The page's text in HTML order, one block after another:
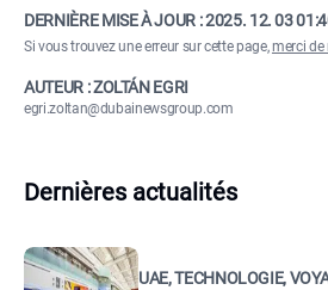
DERNIÈRE MISE À JOUR :2025. 12. 03
Si vous trouvez une erreur sur cette page,merci de
AUTEUR : ZOLTÁN EGRI
egri.zoltan@dubainewsgroup.com
Dernières actualités
UAE, TECHNOLOGIE,